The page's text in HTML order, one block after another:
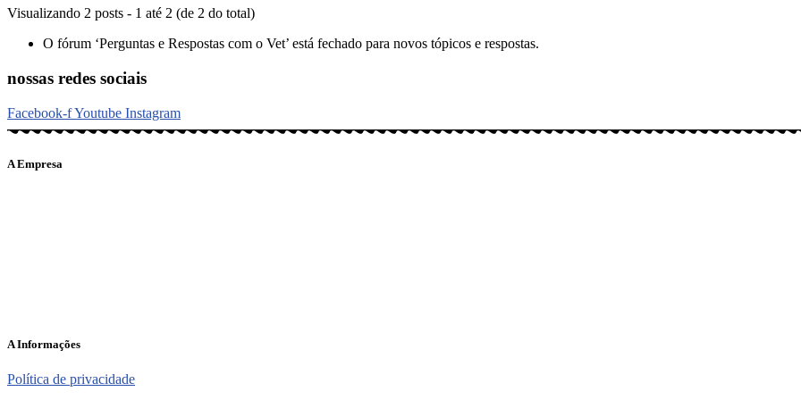
Visualizando 2 posts - 1 até 2 (de 2 do total)
O fórum ‘Perguntas e Respostas com o Vet’ está fechado para novos tópicos e respostas.
nossas redes sociais
Facebook-fYoutube Instagram
A Empresa
A Informações
Política de privacidade